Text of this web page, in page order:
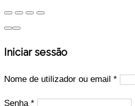
Iniciar sessão
Nome de utilizador ou email *
Senha *